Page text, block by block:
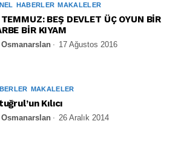
HABERLER MAKALELER
BEŞ DEVLET ÜÇ OYUN BİR
BİR KIYAM
Osmanarslan 17 Ağustos 2016
MAKALELER
Kılıcı
Osmanarslan 26 Aralık 2014